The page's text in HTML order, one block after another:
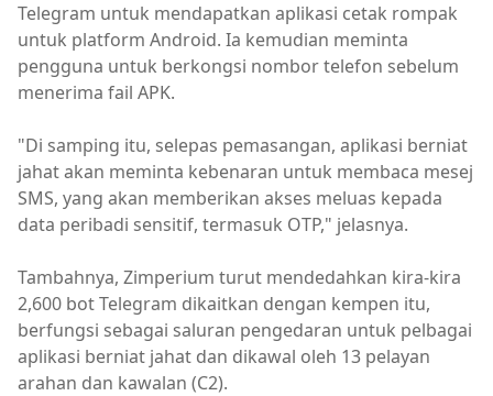
Telegram untuk mendapatkan aplikasi cetak rompak
untuk platform Android. Ia kemudian meminta
pengguna untuk berkongsi nombor telefon sebelum
menerima fail APK.
"Di samping itu, selepas pemasangan, aplikasi berniat
jahat akan meminta kebenaran untuk membaca mesej
SMS, yang akan memberikan akses meluas kepada
data peribadi sensitif, termasuk OTP," jelasnya.
Tambahnya, Zimperium turut mendedahkan kira-kira
2,600 bot Telegram dikaitkan dengan kempen itu,
berfungsi sebagai saluran pengedaran untuk pelbagai
aplikasi berniat jahat dan dikawal oleh 13 pelayan
arahan dan kawalan (C2).